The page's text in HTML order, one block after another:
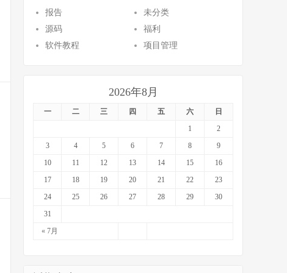
报告
未分类
源码
福利
软件教程
项目管理
2026年8月
一 二 三 四 五 六 日
« 7月
1
2
3
4 5 6 7 8
9
10
11 12 13 14 15
16
17
18 19 20 21 22
23
24
25 26 27 28 29
30
31